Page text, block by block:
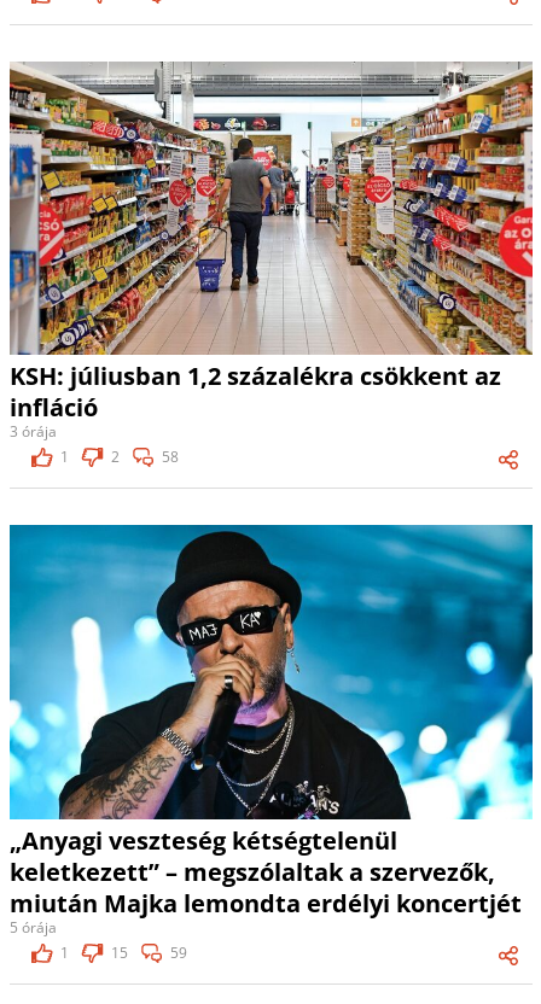
KSH: júliusban 1,2 százalékra csökkent az
infláció
3 órája
1
2 58
„Anyagi veszteség kétségtelenül
keletkezett” – megszólaltak a szervezők,
miután Majka lemondta erdélyi koncertjét
5 órája
1
15 59